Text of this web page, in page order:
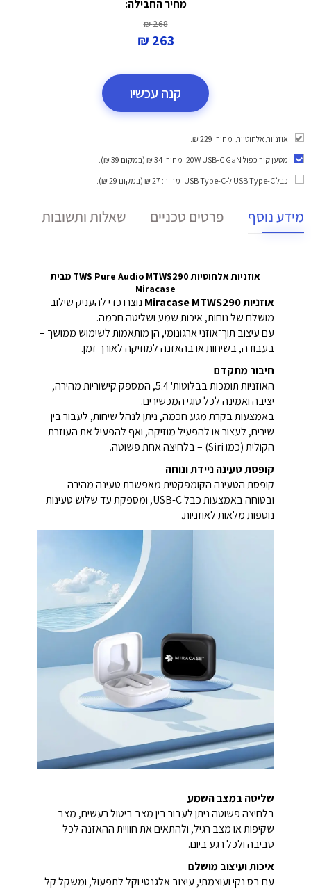
מחיר החבילה:
268 ₪
263 ₪
קנה עכשיו
אוזניות אלחוטיות. מחיר: 229 ₪.
מטען קיר כפול 20W USB-C GaN
. מחיר: 34 ₪ (במקום 39 ₪).
כבל USB Type-C ל-USB Type-C
. מחיר: 27 ₪ (במקום 29 ₪).
מידע נוסף פרטים טכניים שאלות ותשובות
אוזניות אלחוטיות TWS Pure Audio MTWS290 מבית
Miracase
אוזניות Miracase MTWS290
נוצרו כדי להעניק שילוב
מושלם של נוחות, איכות שמע ושליטה חכמה.
עם עיצוב תוך־אוזני ארגונומי, הן מותאמות לשימוש ממושך –
בעבודה, בשיחות או בהאזנה למוזיקה לאורך זמן.
חיבור מתקדם
האוזניות תומכות בבלוטות' 5.4, המספק קישוריות מהירה,
יציבה ואמינה לכל סוגי המכשירים.
באמצעות בקרת מגע חכמה, ניתן לנהל שיחות, לעבור בין
שירים, לעצור או להפעיל מוזיקה, ואף להפעיל את העוזרת
הקולית (כמו Siri) – בלחיצה אחת פשוטה.
קופסת טעינה ניידת ונוחה
קופסת הטעינה הקומפקטית מאפשרת טעינה מהירה
ובטוחה באמצעות כבל USB-C, ומספקת עד שלוש טעינות
נוספות מלאות לאוזניות.
שליטה במצב השמע
בלחיצה פשוטה ניתן לעבור בין מצב ביטול רעשים, מצב
שקיפות או מצב רגיל, ולהתאים את חוויית ההאזנה לכל
סביבה ולכל רגע ביום.
איכות ועיצוב מושלם
עם בס נקי ועוצמתי, עיצוב אלגנטי וקל לתפעול, ומשקל קל